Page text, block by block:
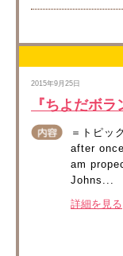
2015年9月25日
『ちよだボ
＝トピッ
after
am
Johns...
詳細を見る